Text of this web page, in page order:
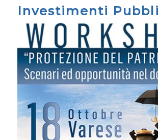
Investimenti